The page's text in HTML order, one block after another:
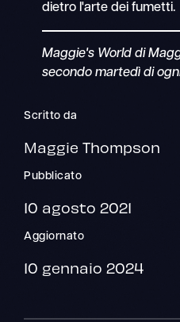
dietro l'arte dei fumetti.
Maggie's World di
secondo martedì di
Scritto da
Maggie Thompson
Pubblicato
10 agosto 2021
Aggiornato
10 gennaio 2024